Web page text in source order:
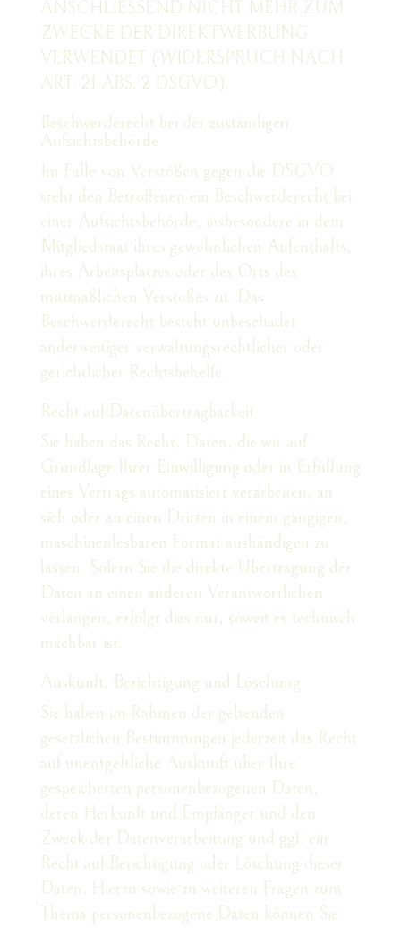
ANSCHLIESSEND NICHT MEHR ZUM
ZWECKE DER DIREKTWERBUNG
VERWENDET (WIDERSPRUCH NACH
ART. 21 ABS. 2 DSGVO).
Beschwerde­recht bei der zuständigen
Aufsichts­behörde
Im Falle von Verstößen gegen die DSGVO
steht den Betroffenen ein Beschwerderecht bei
einer Aufsichtsbehörde, insbesondere in dem
Mitgliedstaat ihres gewöhnlichen Aufenthalts,
ihres Arbeitsplatzes oder des Orts des
mutmaßlichen Verstoßes zu. Das
Beschwerderecht besteht unbeschadet
anderweitiger verwaltungsrechtlicher oder
gerichtlicher Rechtsbehelfe.
Recht auf Daten­übertrag­barkeit
Sie haben das Recht, Daten, die wir auf
Grundlage Ihrer Einwilligung oder in Erfüllung
eines Vertrags automatisiert verarbeiten, an
sich oder an einen Dritten in einem gängigen,
maschinenlesbaren Format aushändigen zu
lassen. Sofern Sie die direkte Übertragung der
Daten an einen anderen Verantwortlichen
verlangen, erfolgt dies nur, soweit es technisch
machbar ist.
Auskunft, Berichtigung und Löschung
Sie haben im Rahmen der geltenden
gesetzlichen Bestimmungen jederzeit das Recht
auf unentgeltliche Auskunft über Ihre
gespeicherten personenbezogenen Daten,
deren Herkunft und Empfänger und den
Zweck der Datenverarbeitung und ggf. ein
Recht auf Berichtigung oder Löschung dieser
Daten. Hierzu sowie zu weiteren Fragen zum
Thema personenbezogene Daten können Sie